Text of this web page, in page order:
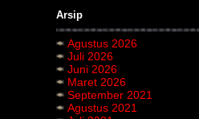
Arsip
Agustus 2026
Juli 2026
Juni 2026
Maret 2026
September 2021
Agustus 2021